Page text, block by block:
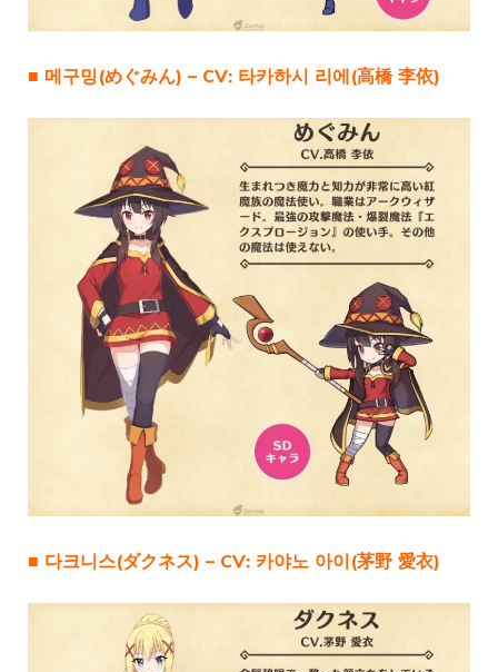
■ 메구밍(めぐみん) – CV: 타카하시 리에(高橋 李依)
■ 다크니스(ダクネス) – CV: 카야노 아이(茅野 愛衣)